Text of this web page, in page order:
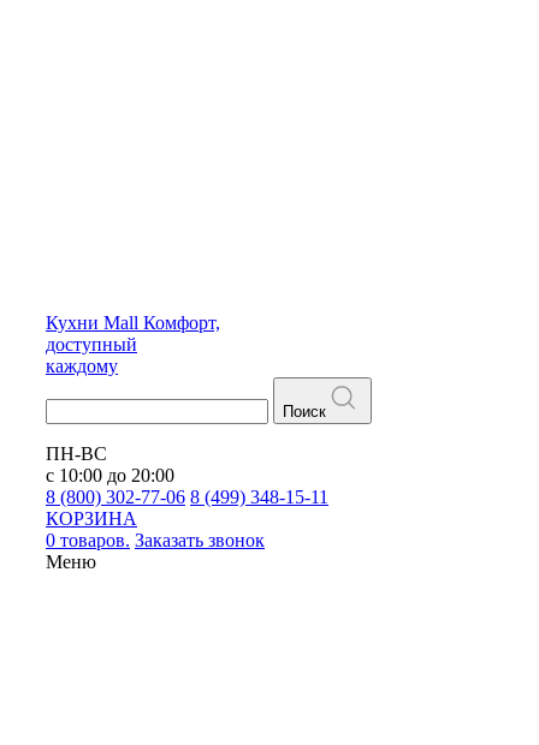
Кухни Mall Комфорт,
доступный
каждому
Поиск
ПН-ВС
с 10:00 до 20:00
8 (800) 302-77-06 8 (499) 348-15-11
КОРЗИНА
0 товаров. Заказать звонок
Меню